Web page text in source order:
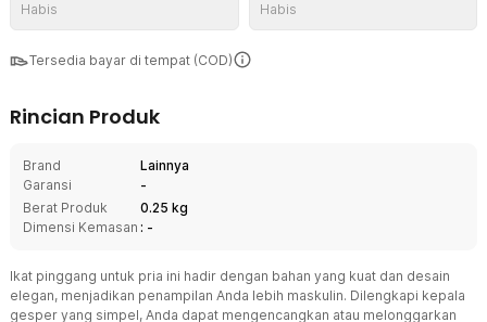
Habis Habis
Tersedia bayar di tempat (COD)
Rincian Produk
Brand
Lainnya
Garansi
-
Berat Produk
0.25 kg
Dimensi Kemasan : -
Ikat pinggang untuk pria ini hadir dengan bahan yang kuat dan desain
elegan, menjadikan penampilan Anda lebih maskulin. Dilengkapi kepala
gesper yang simpel, Anda dapat mengencangkan atau melonggarkan